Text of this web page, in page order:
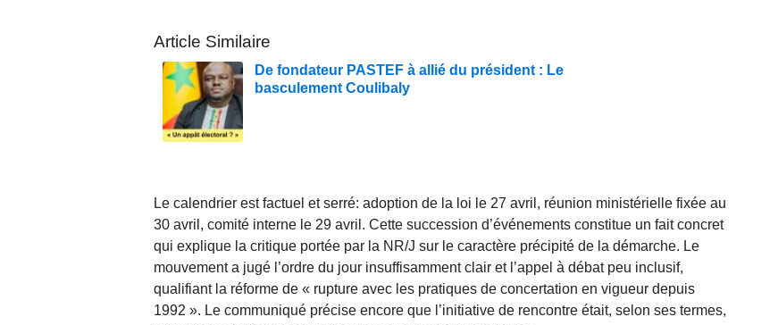
Article Similaire
De fondateur PASTEF à allié du président : Le
basculement Coulibaly
Le calendrier est factuel et serré: adoption de la loi le 27 avril, réunion ministérielle fixée au
30 avril, comité interne le 29 avril. Cette succession d’événements constitue un fait concret
qui explique la critique portée par la NR/J sur le caractère précipité de la démarche. Le
mouvement a jugé l’ordre du jour insuffisamment clair et l’appel à débat peu inclusif,
qualifiant la réforme de « rupture avec les pratiques de concertation en vigueur depuis
1992 ». Le communiqué précise encore que l’initiative de rencontre était, selon ses termes,